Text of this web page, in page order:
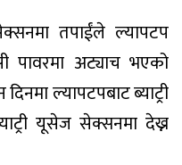
तपाईंले ल्यापटप
पावरमा अट्याच भएको
ल्यापटपबाट ब्याट्री
यूसेज सेक्सनमा देख्न